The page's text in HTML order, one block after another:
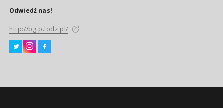
Odwiedź nas!
http://bg.p.lodz.pl/